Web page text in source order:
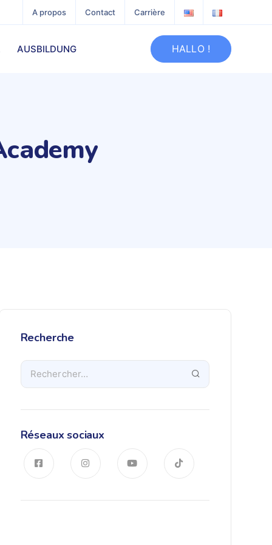
A propos Contact Carrière
AUSBILDUNG HALLO !
Recherche
Réseaux sociaux